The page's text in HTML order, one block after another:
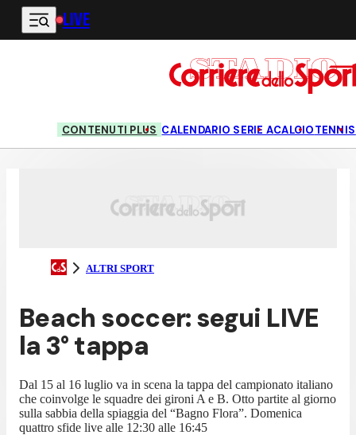
Vai al contenuto principale
LIVE
CONTENUTI PLUS CALENDARIO SERIE ACALCIOTENNIS
ALTRI SPORT
Beach soccer: segui LIVE
la 3° tappa
Dal 15 al 16 luglio va in scena la tappa del campionato italiano
che coinvolge le squadre dei gironi A e B. Otto partite al giorno
sulla sabbia della spiaggia del “Bagno Flora”. Domenica
quattro sfide live alle 12:30 alle 16:45